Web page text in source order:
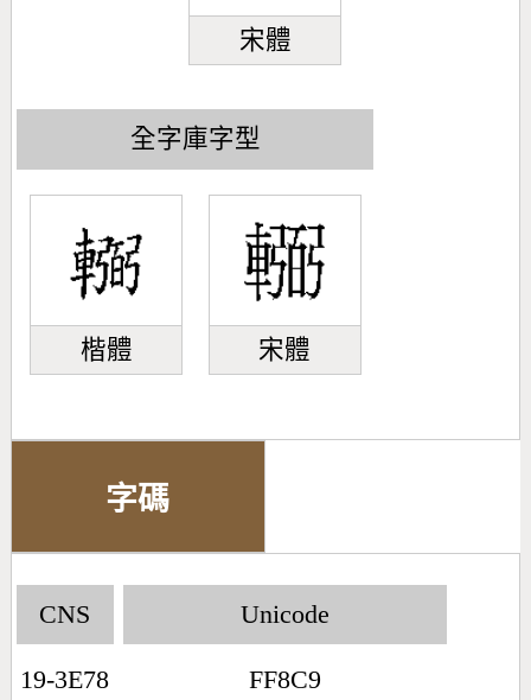
宋體
全字庫字型
楷體 宋體
字碼
CNS
19-3E78
Unicode
FF8C9